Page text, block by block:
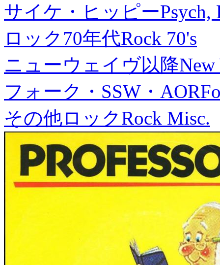
サイケ・ヒッピーPsych,
ロック70年代Rock 70's
ニューウェイヴ以降New
フォーク・SSW・AOR
その他ロックRock Misc.